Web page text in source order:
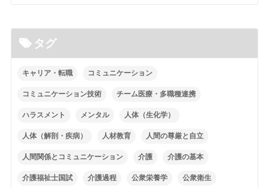
タグ
キャリア・転職 コミュニケーション
コミュニケーション技術 チーム医療・多職種連携
ハラスメント メンタル 人体（生化学）
人体（解剖・疾病） 人材教育 人間の尊厳と自立
人間関係とコミュニケーション 介護 介護の基本
介護福祉士国試 介護過程 公衆栄養学 公衆衛生